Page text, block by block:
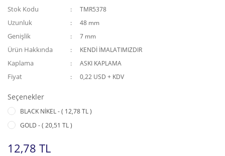
Stok Kodu TMR5378
Uzunluk 48 mm
Genişlik 7 mm
Ürün Hakkında KENDİ İMALATIMIZDIR
Kaplama ASKI KAPLAMA
Fiyat 0,22 USD + KDV
Seçenekler
BLACK NİKEL - ( 12,78 TL )
GOLD - ( 20,51 TL )
12,78 TL